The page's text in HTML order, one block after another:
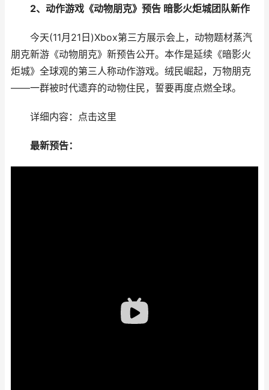
2、动作游戏《动物朋克》预告 暗影火炬城团队新作
今天(11月21日)Xbox第三方展示会上，动物题材蒸汽
朋克新游《动物朋克》新预告公开。本作是延续《暗影火
炬城》全球观的第三人称动作游戏。绒民崛起，万物朋克
——一群被时代遗弃的动物住民，誓要再度点燃全球。
详细内容：点击这里
最新预告：